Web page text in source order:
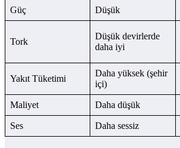
Güç Düşük
Tork
Düşük devirlerde
daha iyi
Yakıt Tüketimi
Daha yüksek (şehir
içi)
Maliyet Daha düşük
Ses Daha sessiz